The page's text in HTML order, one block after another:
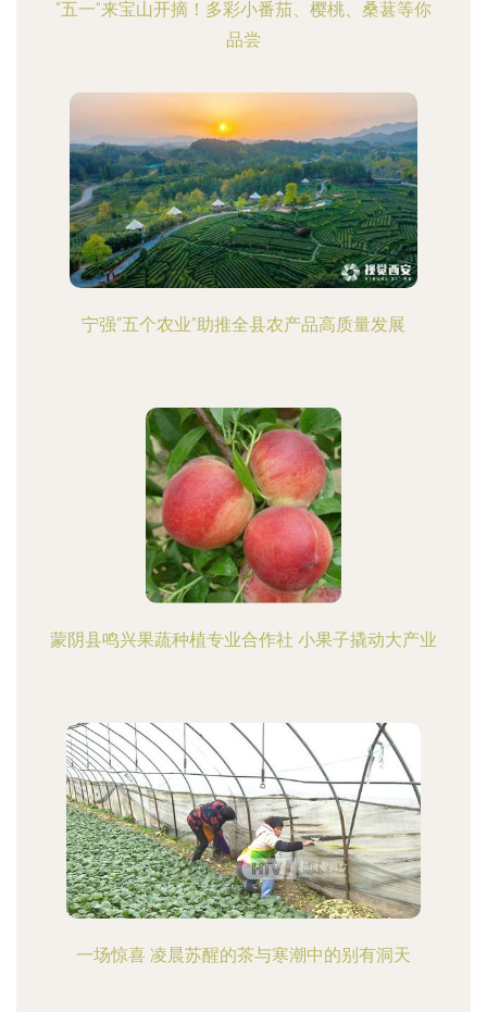
“五一”来宝山开摘！多彩小番茄、樱桃、桑葚等你
品尝
宁强“五个农业”助推全县农产品高质量发展
蒙阴县鸣兴果蔬种植专业合作社 小果子撬动大产业
一场惊喜 凌晨苏醒的茶与寒潮中的别有洞天